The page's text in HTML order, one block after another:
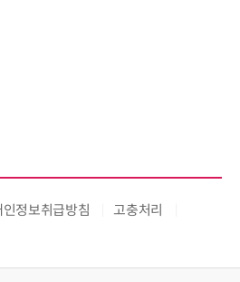
인정보취급방침
고충처리